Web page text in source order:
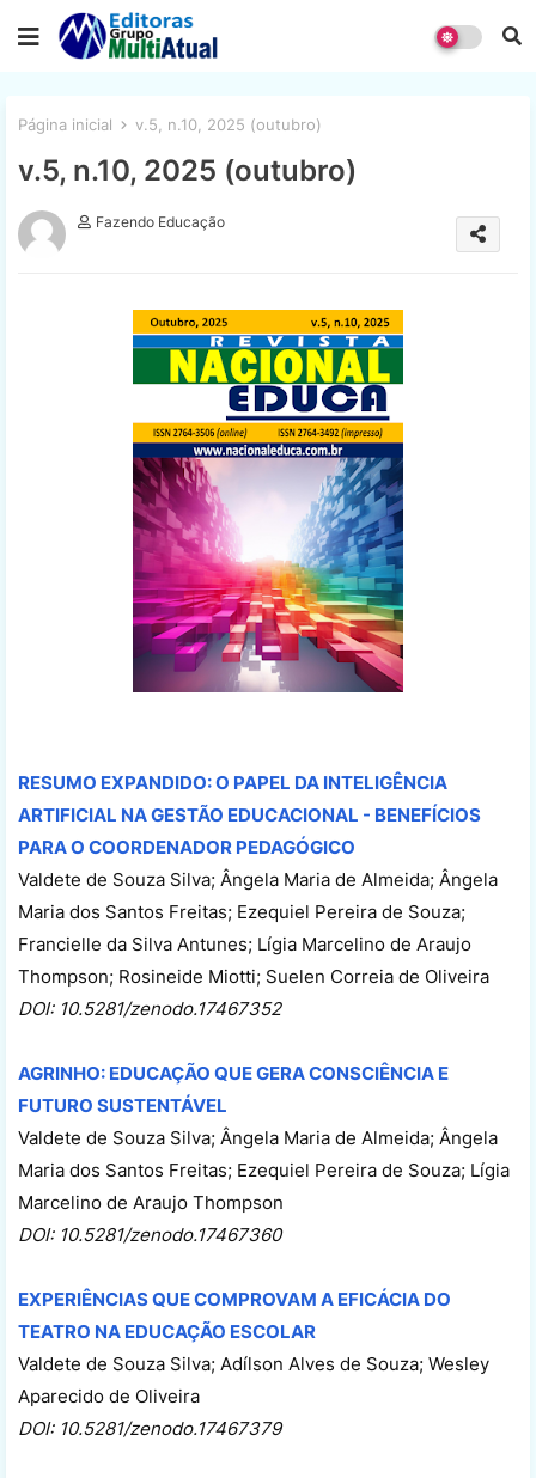
Página inicial v.5, n.10, 2025 (outubro)
v.5, n.10, 2025 (outubro)
Fazendo Educação
RESUMO EXPANDIDO: O PAPEL DA INTELIGÊNCIA
ARTIFICIAL NA GESTÃO EDUCACIONAL - BENEFÍCIOS
PARA O COORDENADOR PEDAGÓGICO
Valdete de Souza Silva; Ângela Maria de Almeida; Ângela
Maria dos Santos Freitas; Ezequiel Pereira de Souza;
Francielle da Silva Antunes; Lígia Marcelino de Araujo
Thompson; Rosineide Miotti; Suelen Correia de Oliveira
DOI: 10.5281/zenodo.17467352
AGRINHO: EDUCAÇÃO QUE GERA CONSCIÊNCIA E
FUTURO SUSTENTÁVEL
Valdete de Souza Silva; Ângela Maria de Almeida; Ângela
Maria dos Santos Freitas; Ezequiel Pereira de Souza; Lígia
Marcelino de Araujo Thompson
DOI: 10.5281/zenodo.17467360
EXPERIÊNCIAS QUE COMPROVAM A EFICÁCIA DO
TEATRO NA EDUCAÇÃO ESCOLAR
Valdete de Souza Silva; Adílson Alves de Souza; Wesley
Aparecido de Oliveira
DOI: 10.5281/zenodo.17467379